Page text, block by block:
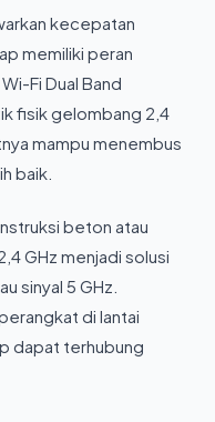
kecepatan
memiliki peran
Fi Dual Band
fisik gelombang 2,4
mampu menembus
baik.
beton atau
GHz menjadi solusi
sinyal 5 GHz.
di lantai
dapat terhubung